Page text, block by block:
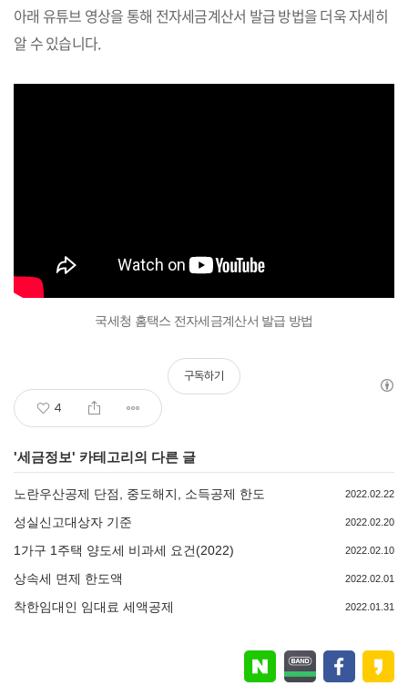
아래 유튜브 영상을 통해 전자세금계산서 발급 방법을 더욱 자세히
알 수 있습니다.
국세청 홈택스 전자세금계산서 발급 방법
4
구독하기
'세금정보' 카테고리의 다른 글
노란우산공제 단점, 중도해지, 소득공제 한도 2022.02.22
성실신고대상자 기준 2022.02.20
1가구 1주택 양도세 비과세 요건(2022) 2022.02.10
상속세 면제 한도액 2022.02.01
착한임대인 임대료 세액공제 2022.01.31